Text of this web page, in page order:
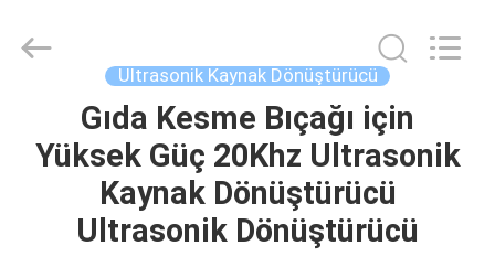
ÜRÜNLER
Equipment
Co.,Ltd.
Ultrasonik Kaynak Dönüştürücü
Gıda Kesme Bıçağı için
Yüksek Güç 20Khz Ultrasonik
Kaynak Dönüştürücü
Ultrasonik Dönüştürücü